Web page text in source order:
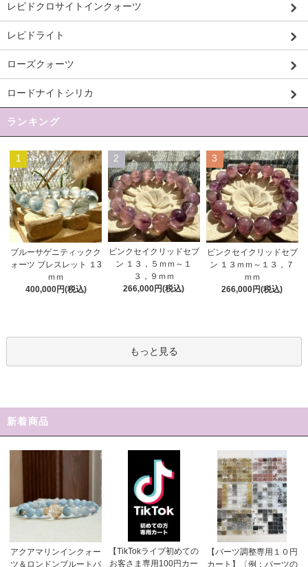
レピドクロサイトインクォーツ
レピドライト
ローズクォーツ
ロードナイトシリカ
ランキング
1
ブルーサゲニティックク
ォーツ ブレスレット １3
ｍｍ
400,000円(税込)
2
ピンクセイクリッドセブ
ン １３，５ｍｍ～１
３，９ｍｍ
266,000円(税込)
3
ピンクセイクリッドセブ
ン １３ｍｍ～１３，７
ｍｍ
266,000円(税込)
もっと見る
新着商品
アクアマリンインクォー
ツ＆ロンドンブルートパ
【TikTokライブ初めての
お客さま専用100円カー
【パーツ調整専用１０円
カート】〔例：パーツの